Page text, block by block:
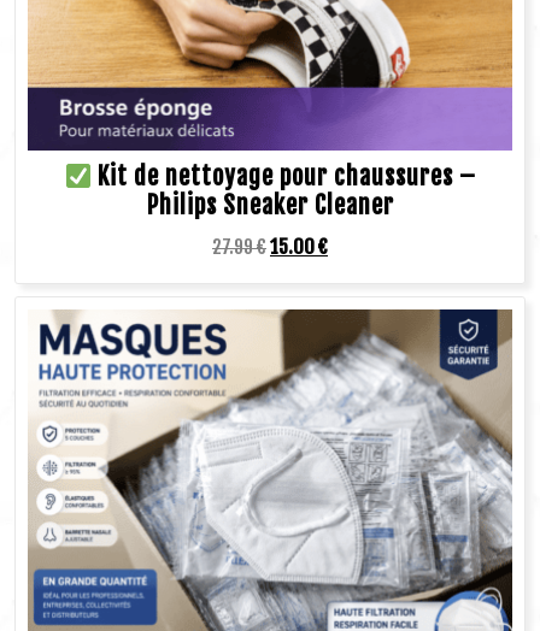
Kit de nettoyage pour chaussures –
Philips Sneaker Cleaner
27.99€15.00€